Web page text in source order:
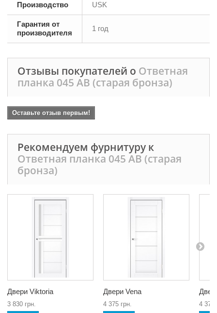
Производство USK
Гарантия от
производителя
1 год
Отзывы покупателей о Ответная
планка 045 AB (старая бронза)
Оставьте отзыв первым!
Рекомендуем фурнитуру к
Ответная планка 045 AB (старая
бронза)
Двери Viktoria
3 830 грн.
Двери Vena
4 375 грн.
4 375